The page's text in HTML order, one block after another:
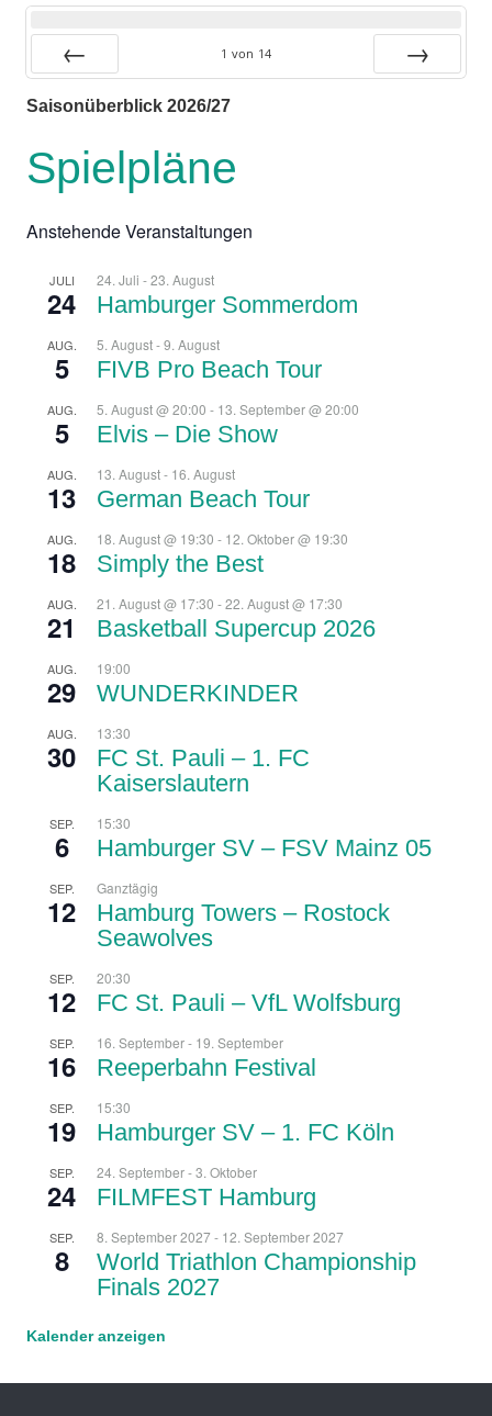
1 von 14
Saisonüberblick 2026/27
Spielpläne
Anstehende Veranstaltungen
JULI
24
24. Juli -23. August
Hamburger Sommerdom
AUG.
5
5. August-9. August
FIVB Pro Beach Tour
AUG.
5
5. August @ 20:00 - 13. September @ 20:00
Elvis – Die Show
AUG.
13
13. August- 16. August
German Beach Tour
AUG.
18
18. August @ 19:30 - 12. Oktober @ 19:30
Simply the Best
AUG.
21
21. August @ 17:30 -22. August @ 17:30
Basketball Supercup 2026
AUG.
29
19:00
WUNDERKINDER
AUG.
30
13:30
FC St. Pauli – 1. FC
Kaiserslautern
SEP.
6
15:30
Hamburger SV – FSV Mainz 05
SEP.
12
Ganztägig
Hamburg Towers – Rostock
Seawolves
SEP.
12
20:30
FC St. Pauli – VfL Wolfsburg
SEP.
16
16. September- 19. September
Reeperbahn Festival
SEP.
19
15:30
Hamburger SV – 1. FC Köln
SEP.
24
24. September-3. Oktober
FILMFEST Hamburg
SEP.
8
8. September 2027- 12. September 2027
World Triathlon Championship
Finals 2027
Kalender anzeigen